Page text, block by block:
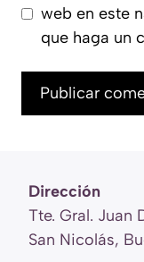
web en este
que haga un
Dirección
Tte. Gral. Juan
San Nicolás,